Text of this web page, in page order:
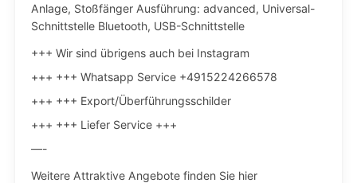
Anlage, Stoßfänger Ausführung: advanced, Universal-
Schnittstelle Bluetooth, USB-Schnittstelle
+++ Wir sind übrigens auch bei Instagram
+++ +++ Whatsapp Service +4915224266578
+++ +++ Export/Überführungsschilder
+++ +++ Liefer Service +++
—-
Weitere Attraktive Angebote finden Sie hier